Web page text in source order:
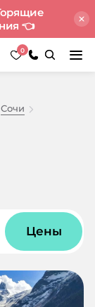
👈
0
Сочи
Цены